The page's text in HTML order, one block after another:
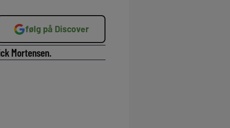
følg på Discover
Mortensen.